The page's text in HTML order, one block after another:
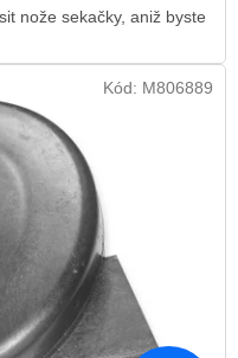
nože sekačky, aniž byste
Kód: M806889